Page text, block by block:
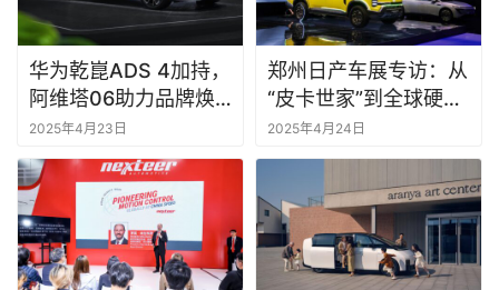
华为乾崑ADS 4加持，
阿维塔06助力品牌焕
新升级
2025年4月23日
郑州日产车展专访：从
“皮卡世家”到全球硬派
玩家的破界之路
2025年4月24日